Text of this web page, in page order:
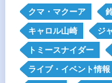
クマ・マクーア
キャロル山崎 ジ
トミースナイダー
ライブ・イベント情報